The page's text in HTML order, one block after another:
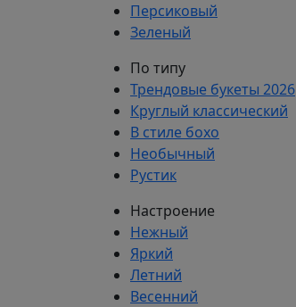
Персиковый
Зеленый
По типу
Трендовые букеты 2026
Круглый классический
В стиле бохо
Необычный
Рустик
Настроение
Нежный
Яркий
Летний
Весенний